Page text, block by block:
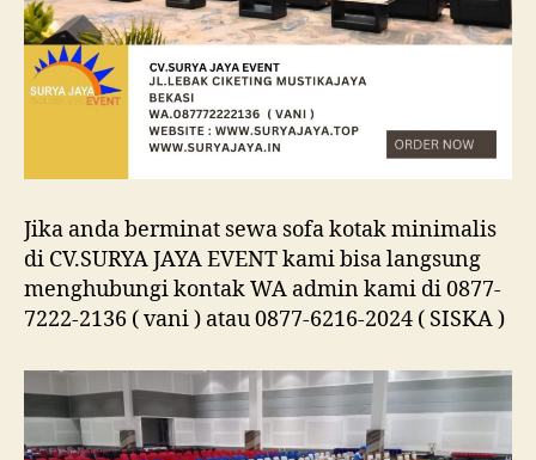
Jika anda berminat sewa sofa kotak minimalis
di CV.SURYA JAYA EVENT kami bisa langsung
menghubungi kontak WA admin kami di 0877-
7222-2136 ( vani ) atau 0877-6216-2024 ( SISKA )